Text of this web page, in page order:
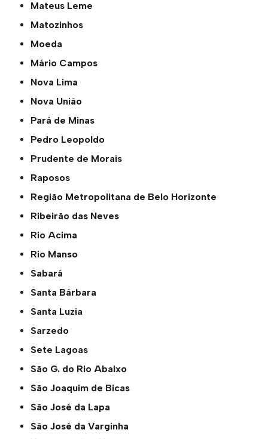
Mateus Leme
Matozinhos
Moeda
Mário Campos
Nova Lima
Nova União
Pará de Minas
Pedro Leopoldo
Prudente de Morais
Raposos
Região Metropolitana de Belo Horizonte
Ribeirão das Neves
Rio Acima
Rio Manso
Sabará
Santa Bárbara
Santa Luzia
Sarzedo
Sete Lagoas
São G. do Rio Abaixo
São Joaquim de Bicas
São José da Lapa
São José da Varginha